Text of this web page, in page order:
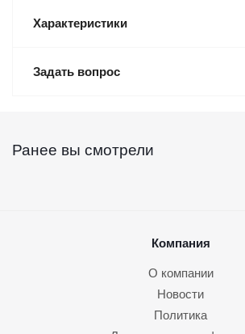
Характеристики
Задать вопрос
Ранее вы смотрели
Компания
О компании
Новости
Политика